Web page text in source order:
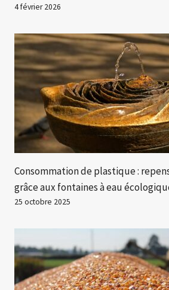
4 février 2026
Consommation de plastique :
grâce aux fontaines à eau
25 octobre 2025